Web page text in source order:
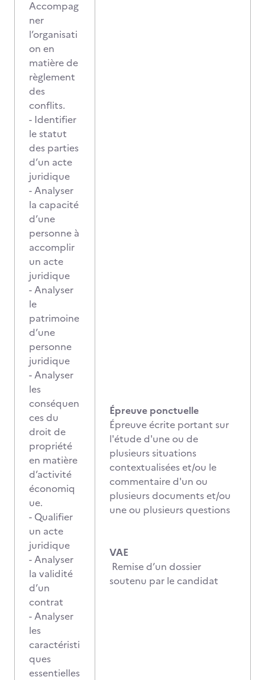
Accompag
ner
l’organisati
on en
matière de
règlement
des
conflits.
- Identifier
le statut
des parties
d’un acte
juridique
- Analyser
la capacité
d’une
personne à
accomplir
un acte
juridique
- Analyser
le
patrimoine
d’une
personne
juridique
- Analyser
les
conséquen
ces du
droit de
propriété
en matière
d’activité
économiq
ue.
- Qualifier
un acte
juridique
- Analyser
la validité
d’un
contrat
- Analyser
les
caractéristi
ques
essentielles
Épreuve ponctuelle
Épreuve écrite portant sur
l'étude d'une ou de
plusieurs situations
contextualisées et/ou le
commentaire d'un ou
plusieurs documents et/ou
une ou plusieurs questions
VAE
Remise d’un dossier
soutenu par le candidat